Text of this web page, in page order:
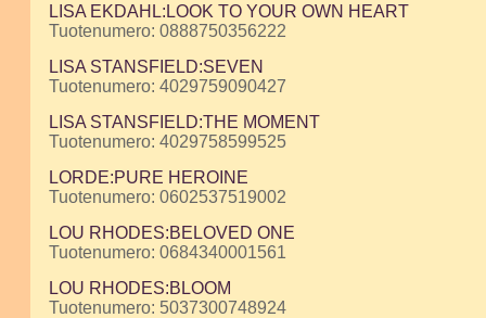
LISA EKDAHL:LOOK TO YOUR OWN HEART
Tuotenumero: 0888750356222
LISA STANSFIELD:SEVEN
Tuotenumero: 4029759090427
LISA STANSFIELD:THE MOMENT
Tuotenumero: 4029758599525
LORDE:PURE HEROINE
Tuotenumero: 0602537519002
LOU RHODES:BELOVED ONE
Tuotenumero: 0684340001561
LOU RHODES:BLOOM
Tuotenumero: 5037300748924